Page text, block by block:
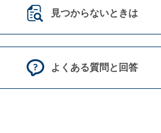
見つからないときは
よくある質問と回答